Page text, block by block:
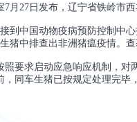
月27日发布，辽宁省铁岭市
到中国动物疫病预防控制中
猪中排查出非洲猪瘟疫情。
照要求启动应急响应机制，
同车生猪已按规定处理完毕